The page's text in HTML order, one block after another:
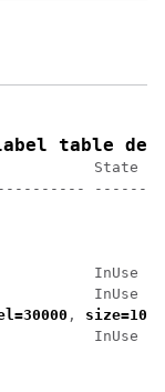
label table
State
------
InUse
InUse
, size=1000
InUse